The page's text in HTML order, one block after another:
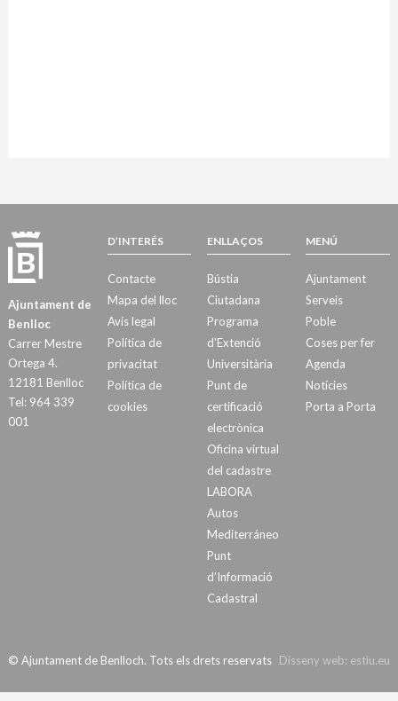
Ajuntament de
Benlloc
Carrer Mestre
Ortega 4.
12181 Benlloc
Tel: 964 339
001
D’INTERÉS
Contacte
Mapa del lloc
Avís legal
Política de
privacitat
Política de
cookies
ENLLAÇOS
Bústia
Ciutadana
Programa
d’Extenció
Universitària
Punt de
certificació
electrònica
Oficina virtual
del cadastre
LABORA
Autos
Mediterráneo
Punt
d’Informació
Cadastral
MENÚ
Ajuntament
Serveis
Poble
Coses per fer
Agenda
Notícies
Porta a Porta
Disseny web: estiu.eu
© Ajuntament de Benlloch. Tots els drets reservats